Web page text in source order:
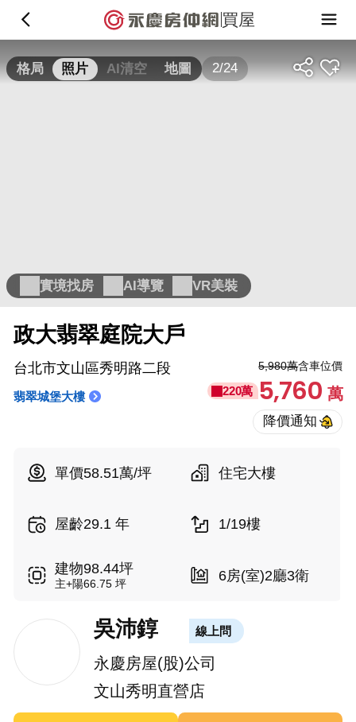
買屋
格局 照片 AI清空 地圖 2/24
實境找房 AI導覽 VR美裝
政大翡翠庭院大戶
台北市文山區秀明路二段
翡翠城堡大樓
5,980萬含車位價
220萬 5,760萬
單價58.51萬/坪 住宅大樓
屋齡29.1 年 1/19樓
建物98.44坪
主+陽66.75 坪 6房(室)2廳3衛
吳沛錞 線上問
永慶房屋(股)公司
文山秀明直營店